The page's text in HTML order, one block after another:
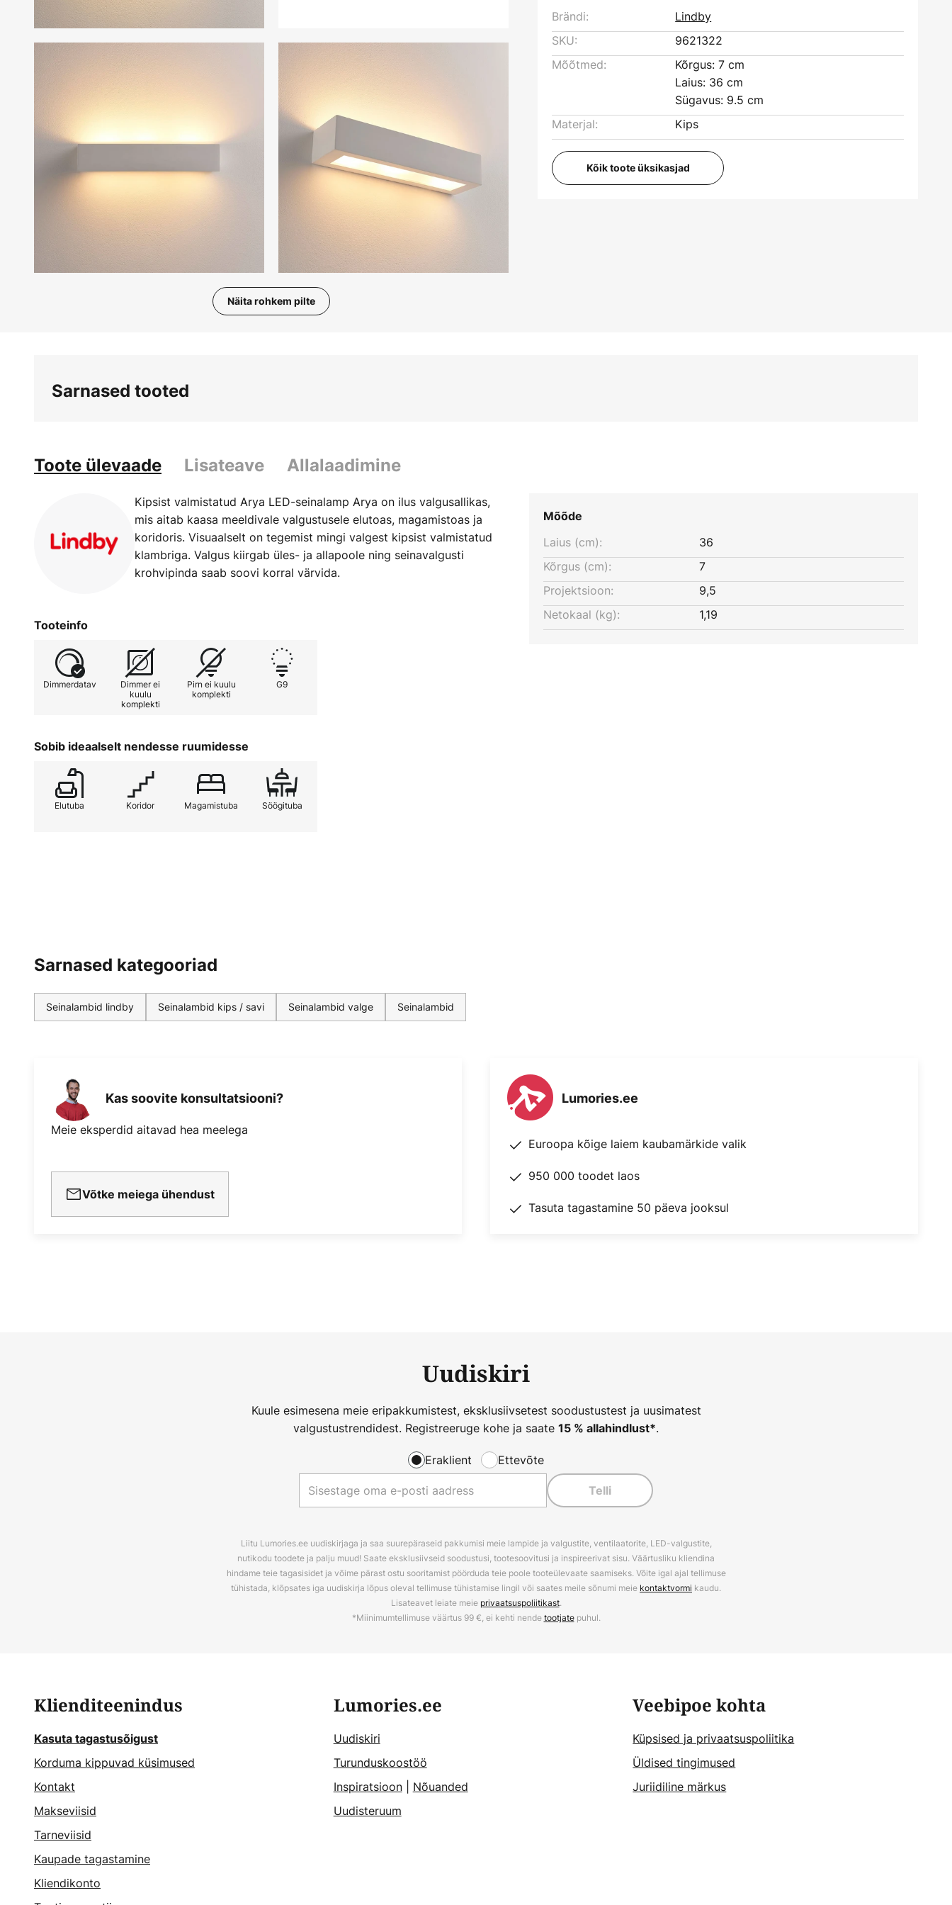
Näita rohkem pilte
Brändi:
Lindby
SKU:
9621322
Mõõtmed:
Kõrgus: 7 cm
Laius: 36 cm
Sügavus: 9.5 cm
Materjal:
Kips
Kõik toote üksikasjad
Sarnased tooted
Toote ülevaade Lisateave Allalaadimine
Kipsist valmistatud Arya LED-seinalamp Arya on ilus valgusallikas,
mis aitab kaasa meeldivale valgustusele elutoas, magamistoas ja
koridoris. Visuaalselt on tegemist mingi valgest kipsist valmistatud
klambriga. Valgus kiirgab üles- ja allapoole ning seinavalgusti
krohvipinda saab soovi korral värvida.
Tooteinfo
Dimmerdatav
Dimmer ei
kuulu
komplekti
Pirn ei kuulu
komplekti
G9
Sobib ideaalselt nendesse ruumidesse
Elutuba Koridor Magamistuba Söögituba
Mõõde
Laius (cm):
36
Kõrgus (cm):
7
Projektsioon:
9,5
Netokaal (kg):
1,19
Sarnased kategooriad
Seinalambid lindby Seinalambid kips / savi Seinalambid valge Seinalambid
Kas soovite konsultatsiooni?
Meie eksperdid aitavad hea meelega
Võtke meiega ühendust
Lumories.ee
Euroopa kõige laiem kaubamärkide valik
950 000 toodet laos
Tasuta tagastamine 50 päeva jooksul
Uudiskiri
Kuule esimesena meie eripakkumistest, eksklusiivsetest soodustustest ja uusimatest
valgustustrendidest. Registreeruge kohe ja saate 15 % allahindlust*.
Eraklient Ettevõte
Telli
Liitu Lumories.ee uudiskirjaga ja saa suurepäraseid pakkumisi meie lampide ja valgustite, ventilaatorite, LED-valgustite,
nutikodu toodete ja palju muud! Saate eksklusiivseid soodustusi, tootesoovitusi ja inspireerivat sisu. Väärtusliku kliendina
hindame teie tagasisidet ja võime pärast ostu sooritamist pöörduda teie poole tooteülevaate saamiseks. Võite igal ajal tellimuse
tühistada, klõpsates iga uudiskirja lõpus oleval tellimuse tühistamise lingil või saates meile sõnumi meie kontaktvormi kaudu.
Lisateavet leiate meie privaatsuspoliitikast.
*Miinimumtellimuse väärtus 99 €, ei kehti nendetootjatepuhul.
Klienditeenindus
Kasuta tagastusõigust
Korduma kippuvad küsimused
Kontakt
Makseviisid
Tarneviisid
Kaupade tagastamine
Kliendikonto
Lumories.ee
Uudiskiri
Turunduskoostöö
Inspiratsioon| Nõuanded
Uudisteruum
Veebipoe kohta
Küpsised ja privaatsuspoliitika
Üldised tingimused
Juriidiline märkus